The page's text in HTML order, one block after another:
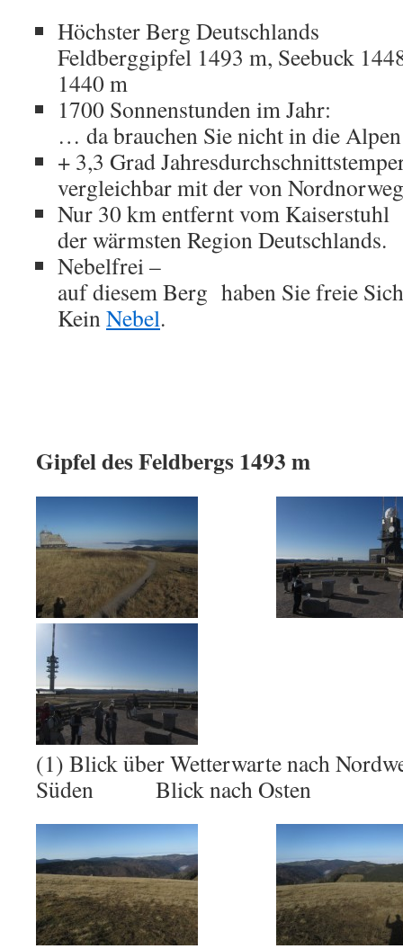
Höchster Berg Deutschlands
Feldberggipfel 1493 m, Seebuck
1440 m
1700 Sonnenstunden im Jahr:
… da brauchen Sie nicht in die
+ 3,3 Grad
vergleichbar mit der von
Nur 30 km entfernt vom Kaiserstuhl
der wärmsten Region Deutschlands.
Nebelfrei –
auf diesem Berg haben Sie freie
KeinNebel.
Gipfel des Feldbergs 1493 m
(1) Blick über Wetterwarte nach
Süden Blick nach Osten